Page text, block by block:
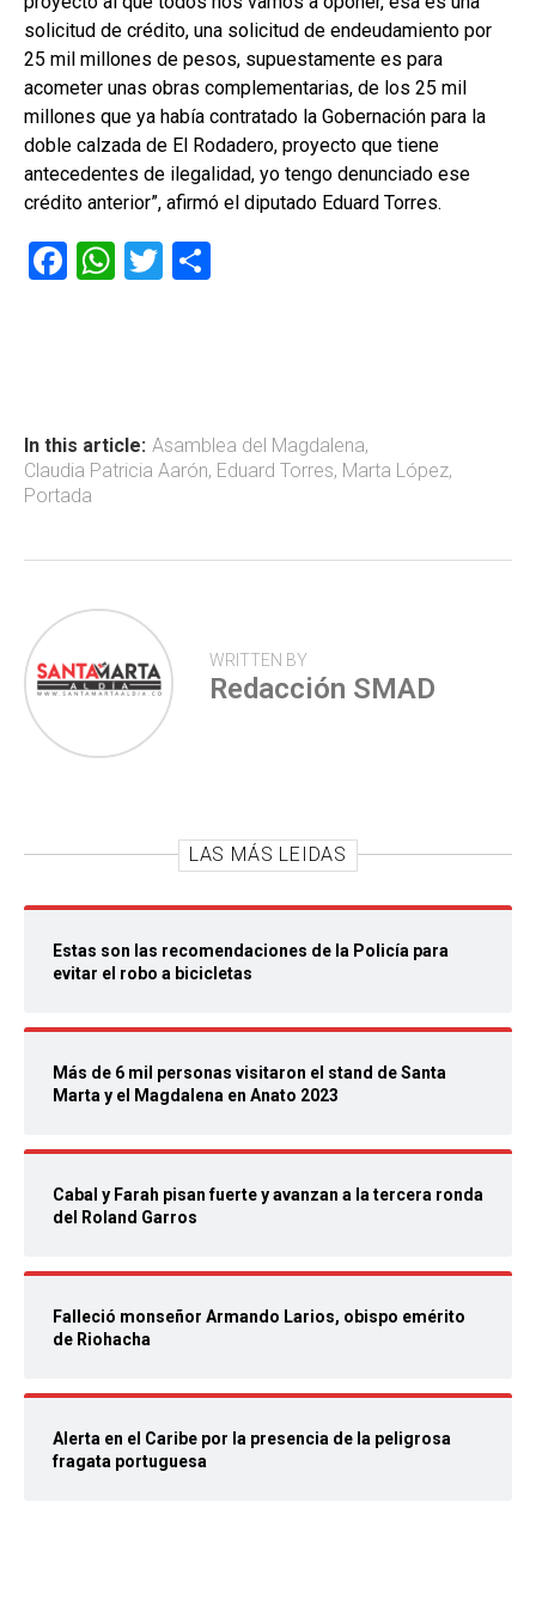
solicitud de crédito, una solicitud de endeudamiento por
25 mil millones de pesos, supuestamente es para
acometer unas obras complementarias, de los 25 mil
millones que ya había contratado la Gobernación para la
doble calzada de El Rodadero, proyecto que tiene
antecedentes de ilegalidad, yo tengo denunciado ese
crédito anterior”, afirmó el diputado Eduard Torres.
F
ok
W
p
p
T
tir
In this article: Asamblea del Magdalena,
Claudia Patricia Aarón, Eduard Torres, Marta López,
Portada
WRITTEN BY
Redacción SMAD
LAS MÁS LEIDAS
Estas son las recomendaciones de la Policía para
evitar el robo a bicicletas
Más de 6 mil personas visitaron el stand de Santa
Marta y el Magdalena en Anato 2023
Cabal y Farah pisan fuerte y avanzan a la tercera ronda
del Roland Garros
Falleció monseñor Armando Larios, obispo emérito
de Riohacha
Alerta en el Caribe por la presencia de la peligrosa
fragata portuguesa